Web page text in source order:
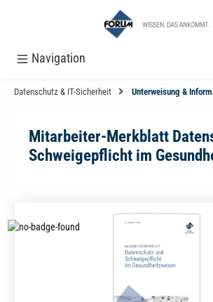
Navigation
Datenschutz & IT-Sicherheit Unterweisung &
Mitarbeiter-Merkblatt
Schweigepflicht im